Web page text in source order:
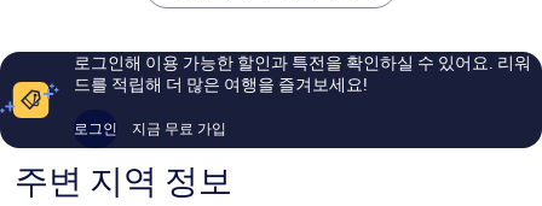
요,
용
후
개
요,
이
로그인해 이용 가능한 할인과 특전을 확인하실 수 있어요. 리워
드를 적립해 더 많은 여행을 즐겨보세요!
로그인 지금 무료 가입
주변 지역 정보